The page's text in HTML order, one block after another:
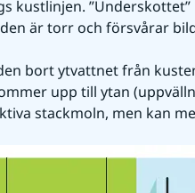
kustlinjen.
är torr och försvårar
bort ytvattnet från
upp till ytan
stackmoln, men kan